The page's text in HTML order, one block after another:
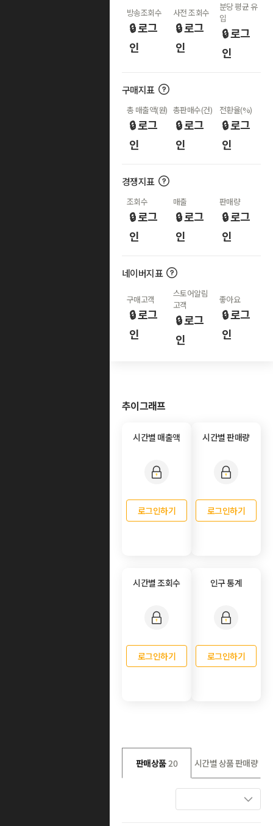
방송조회수
🔒 로그
인
사전 조회수
🔒 로그
인
분당 평균 유
입
🔒 로그
인
구매지표
총 매출액(원)
🔒 로그
인
총판매수(건)
🔒 로그
인
전환율(%)
🔒 로그
인
경쟁지표
조회수
🔒 로그
인
매출
🔒 로그
인
판매량
🔒 로그
인
네이버지표
구매고객
🔒 로그
인
스토어알림
고객
🔒 로그
인
좋아요
🔒 로그
인
추이그래프
시간별 매출액
로그인하기
시간별 판매량
로그인하기
시간별 조회수
로그인하기
인구 통계
로그인하기
판매상품 20 시간별 상품 판매량